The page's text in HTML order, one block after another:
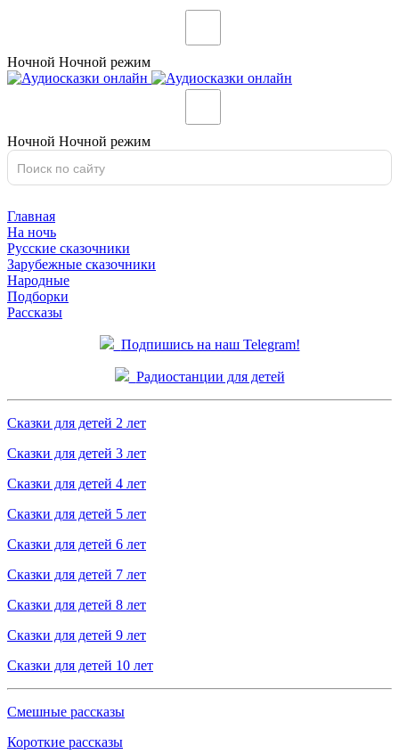
Ночной Ночной режим
Ночной Ночной режим
Главная
На ночь
Русские сказочники
Зарубежные сказочники
Народные
Подборки
Рассказы
Подпишись на наш Telegram!
Радиостанции для детей
Сказки для детей 2 лет
Сказки для детей 3 лет
Сказки для детей 4 лет
Сказки для детей 5 лет
Сказки для детей 6 лет
Сказки для детей 7 лет
Сказки для детей 8 лет
Сказки для детей 9 лет
Сказки для детей 10 лет
Смешные рассказы
Короткие рассказы